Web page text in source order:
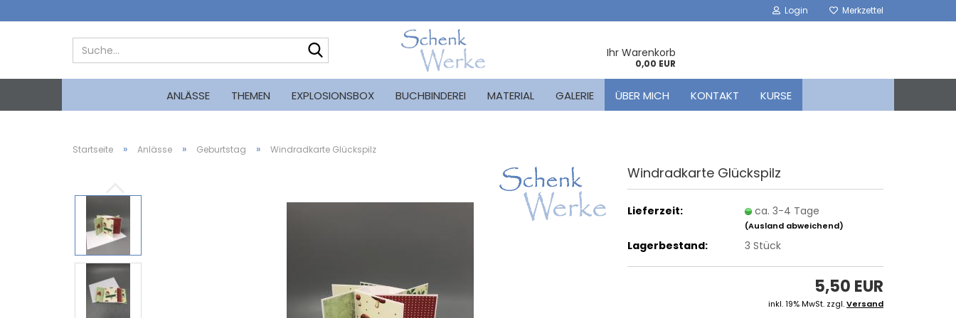
Login Merkzettel
Ihr Warenkorb
0,00 EUR
ANLÄSSE THEMEN EXPLOSIONSBOX BUCHBINDEREI MATERIAL GALERIE ÜBER MICH KONTAKT KURSE
Startseite » Anlässe » Geburtstag » Windradkarte Glückspilz
Wind­rad­kar­te Glücks­pilz
Lieferzeit: ca. 3-4 Tage
(Ausland abweichend)
Lagerbestand: 3 Stück
5,50 EUR
inkl. 19% MwSt. zzgl.Versand